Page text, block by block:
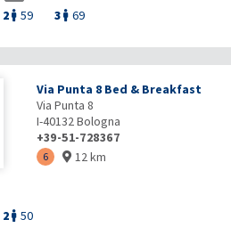
2  59 3  69
Via Punta 8 Bed & Breakfast
Via Punta 8
I-40132Bologna
+39-51-728367
6  12 km
2  50